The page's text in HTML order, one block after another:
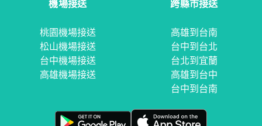
機場接送
桃園機場接送
松山機場接送
台中機場接送
高雄機場接送
跨縣市接送
高雄到台南
台中到台北
台北到宜蘭
高雄到台中
台中到台南